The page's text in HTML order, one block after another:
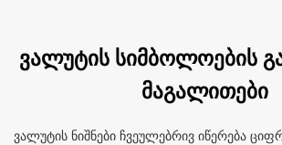
ვალუტის სიმბოლოების
მაგალითები
ვალუტის ნიშნები ჩვეულებრივ იწერება